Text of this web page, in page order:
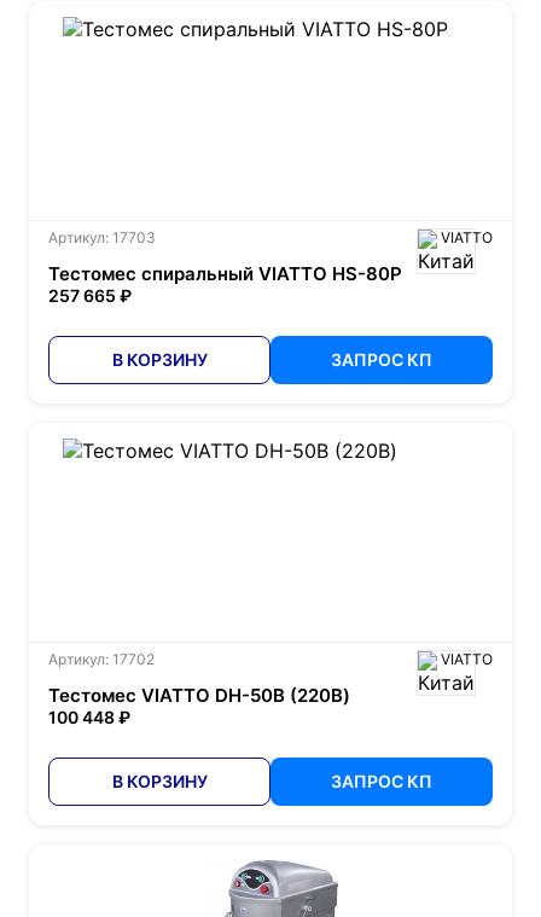
Артикул: 17703 VIATTO
Тестомес спиральный VIATTO HS-80P
257 665 ₽
В КОРЗИНУ ЗАПРОС КП
Артикул: 17702 VIATTO
Тестомес VIATTO DH-50B (220В)
100 448 ₽
В КОРЗИНУ ЗАПРОС КП